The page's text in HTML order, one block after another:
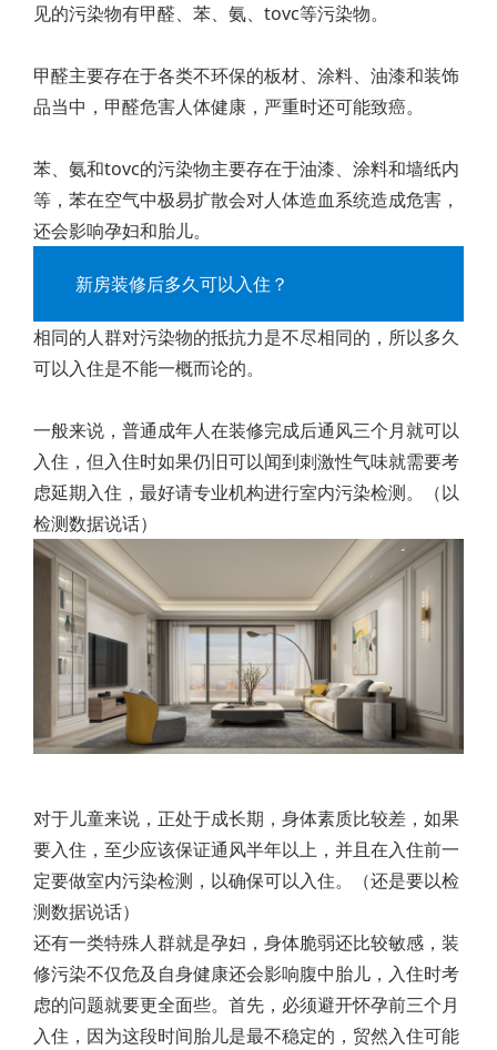
见的污染物有甲醛、苯、氨、tovc等污染物。
甲醛主要存在于各类不环保的板材、涂料、油漆和装饰
品当中，甲醛危害人体健康，严重时还可能致癌。
苯、氨和tovc的污染物主要存在于油漆、涂料和墙纸内
等，苯在空气中极易扩散会对人体造血系统造成危害，
还会影响孕妇和胎儿。
新房装修后多久可以入住？
相同的人群对污染物的抵抗力是不尽相同的，所以多久
可以入住是不能一概而论的。
一般来说，普通成年人在装修完成后通风三个月就可以
入住，但入住时如果仍旧可以闻到刺激性气味就需要考
虑延期入住，最好请专业机构进行室内污染检测。（以
检测数据说话）
对于儿童来说，正处于成长期，身体素质比较差，如果
要入住，至少应该保证通风半年以上，并且在入住前一
定要做室内污染检测，以确保可以入住。（还是要以检
测数据说话）
还有一类特殊人群就是孕妇，身体脆弱还比较敏感，装
修污染不仅危及自身健康还会影响腹中胎儿，入住时考
虑的问题就要更全面些。首先，必须避开怀孕前三个月
入住，因为这段时间胎儿是最不稳定的，贸然入住可能